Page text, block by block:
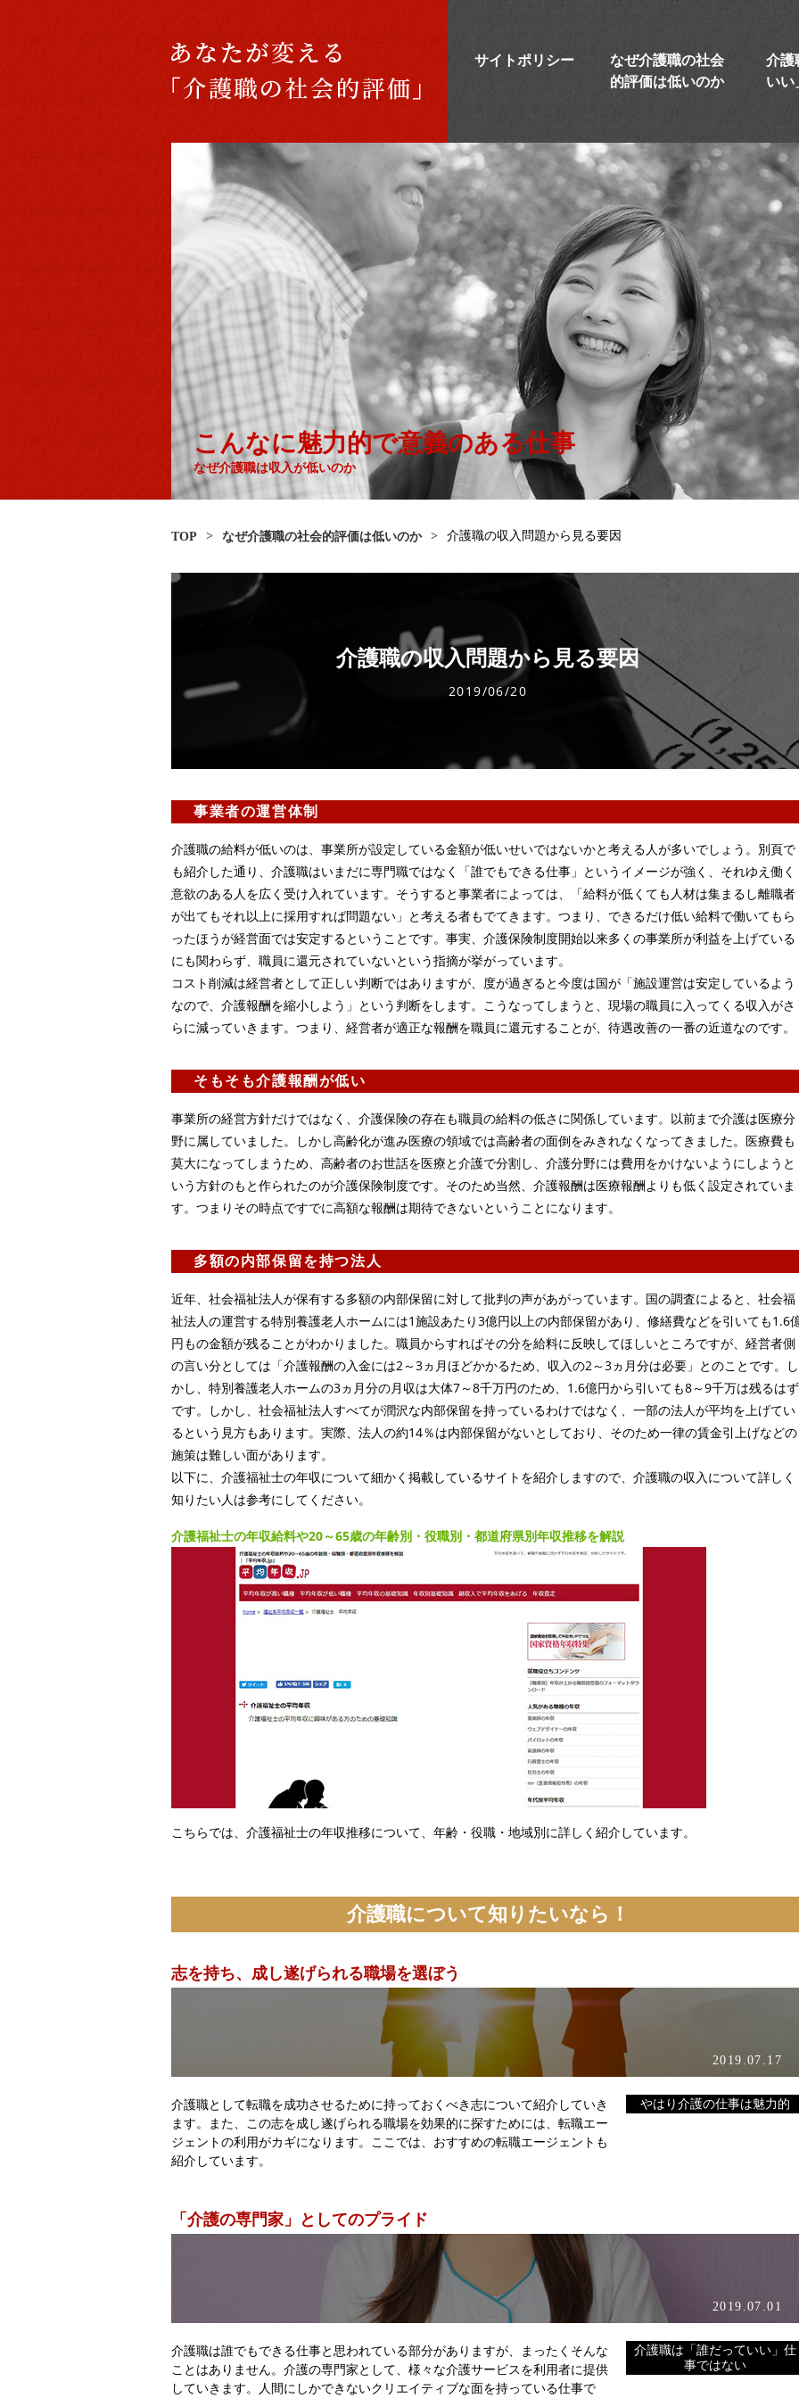
サイトポリシー
なぜ介護職の社会
的評価は低いのか
介護
いい
こんなに魅力的で意義のある仕事
なぜ介護職は収入が低いのか
TOP > なぜ介護職の社会的評価は低いのか > 介護職の収入問題から見る要因
介護職の収入問題から見る要因
2019/06/20
事業者の運営体制
介護職の給料が低いのは、事業所が設定している金額が低いせいではないかと考える人が多いでしょう。別頁で
も紹介した通り、介護職はいまだに専門職ではなく「誰でもできる仕事」というイメージが強く、それゆえ働く
意欲のある人を広く受け入れています。そうすると事業者によっては、「給料が低くても人材は集まるし離職者
が出てもそれ以上に採用すれば問題ない」と考える者もでてきます。つまり、できるだけ低い給料で働いてもら
ったほうが経営面では安定するということです。事実、介護保険制度開始以来多くの事業所が利益を上げている
にも関わらず、職員に還元されていないという指摘が挙がっています。
コスト削減は経営者として正しい判断ではありますが、度が過ぎると今度は国が「施設運営は安定しているよう
なので、介護報酬を縮小しよう」という判断をします。こうなってしまうと、現場の職員に入ってくる収入がさ
らに減っていきます。つまり、経営者が適正な報酬を職員に還元することが、待遇改善の一番の近道なのです。
そもそも介護報酬が低い
事業所の経営方針だけではなく、介護保険の存在も職員の給料の低さに関係しています。以前まで介護は医療分
野に属していました。しかし高齢化が進み医療の領域では高齢者の面倒をみきれなくなってきました。医療費も
莫大になってしまうため、高齢者のお世話を医療と介護で分割し、介護分野には費用をかけないようにしようと
いう方針のもと作られたのが介護保険制度です。そのため当然、介護報酬は医療報酬よりも低く設定されていま
す。つまりその時点ですでに高額な報酬は期待できないということになります。
多額の内部保留を持つ法人
近年、社会福祉法人が保有する多額の内部保留に対して批判の声があがっています。国の調査によると、社会福
祉法人の運営する特別養護老人ホームには1施設あたり3億円以上の内部保留があり、修繕費などを引いても1.6
円もの金額が残ることがわかりました。職員からすればその分を給料に反映してほしいところですが、経営者側
の言い分としては「介護報酬の入金には2～3ヵ月ほどかかるため、収入の2～3ヵ月分は必要」とのことです。し
かし、特別養護老人ホームの3ヵ月分の月収は大体7～8千万円のため、1.6億円から引いても8～9千万は残るはず
です。しかし、社会福祉法人すべてが潤沢な内部保留を持っているわけではなく、一部の法人が平均を上げてい
るという見方もあります。実際、法人の約14％は内部保留がないとしており、そのため一律の賃金引上げなどの
施策は難しい面があります。
以下に、介護福祉士の年収について細かく掲載しているサイトを紹介しますので、介護職の収入について詳しく
知りたい人は参考にしてください。
介護福祉士の年収給料や20～65歳の年齢別・役職別・都道府県別年収推移を解説
こちらでは、介護福祉士の年収推移について、年齢・役職・地域別に詳しく紹介しています。
介護職について知りたいなら！
志を持ち、成し遂げられる職場を選ぼう
2019.07.17
介護職として転職を成功させるために持っておくべき志について紹介していき
ます。また、この志を成し遂げられる職場を効果的に探すためには、転職エー
ジェントの利用がカギになります。ここでは、おすすめの転職エージェントも
紹介しています。
やはり介護の仕事は魅力的
「介護の専門家」としてのプライド
2019.07.01
介護職は誰でもできる仕事と思われている部分がありますが、まったくそんな
ことはありません。介護の専門家として、様々な介護サービスを利用者に提供
していきます。人間にしかできないクリエイティブな面を持っている仕事で
介護職は「誰だっていい」仕
事ではない